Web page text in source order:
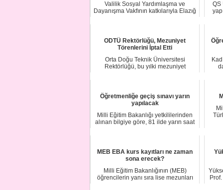
Valilik Sosyal Yardımlaşma ve
Dayanışma Vakfının katkılarıyla Elazığ
QS
ODTÜ Rektörlüğü, Mezuniyet
Törenlerini İptal Etti
Orta Doğu Teknik Üniversitesi
Rektörlüğü, bu yılki mezuniyet
Öğretmenliğe geçiş sınavı yarın
yapılacak
Milli Eğitim Bakanlığı yetkililerinden
alınan bilgiye göre, 81 ilde yarın saat
MEB EBA kurs kayıtları ne zaman
sona erecek?
Milli Eğitim Bakanlığının (MEB)
öğrencilerin yanı sıra lise mezunları